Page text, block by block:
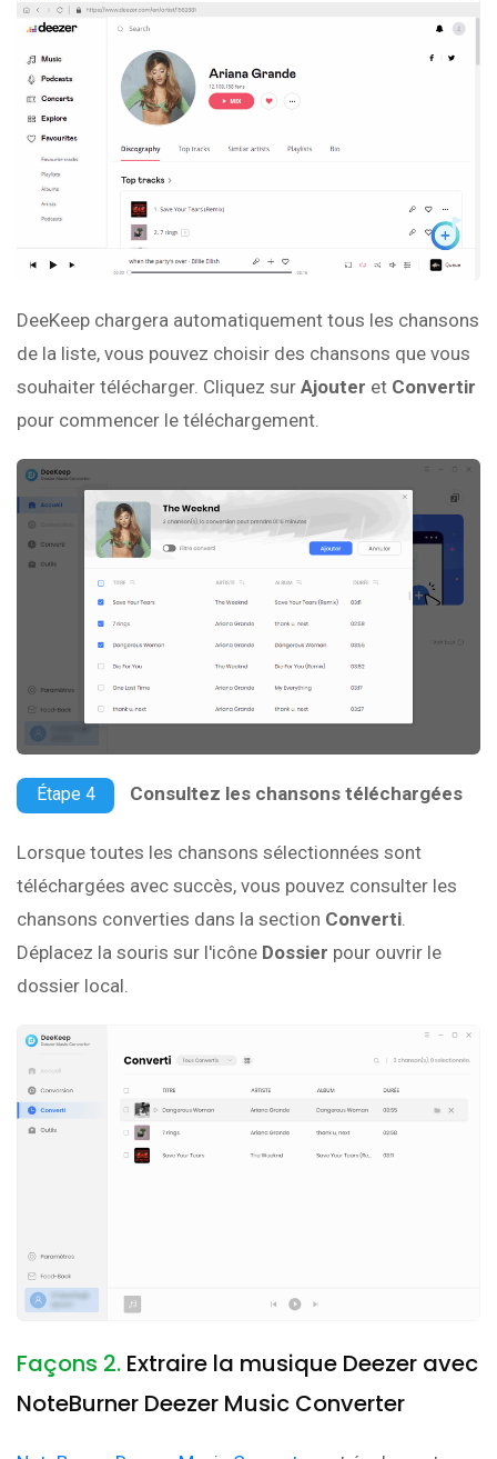
DeeKeep chargera automatiquement tous les chansons
de la liste, vous pouvez choisir des chansons que vous
souhaiter télécharger. Cliquez sur Ajouter et Convertir
pour commencer le téléchargement.
Étape 4 Consultez les chansons téléchargées
Lorsque toutes les chansons sélectionnées sont
téléchargées avec succès, vous pouvez consulter les
chansons converties dans la section Converti.
Déplacez la souris sur l'icône Dossier pour ouvrir le
dossier local.
Façons 2. Extraire la musique Deezer avec
NoteBurner Deezer Music Converter